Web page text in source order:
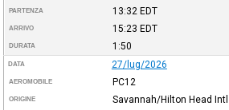
PARTENZA 13:32 EDT
ARRIVO 15:23 EDT
DURATA 1:50
DATA 27/lug/2026
AEROMOBILE PC12
ORIGINE Savannah/Hilton Head Intl